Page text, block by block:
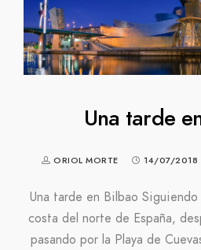
Una tarde
ORIOL MORTE 14/07/2018
Una tarde en Bilbao
costa del norte de España,
pasando por la Playa de